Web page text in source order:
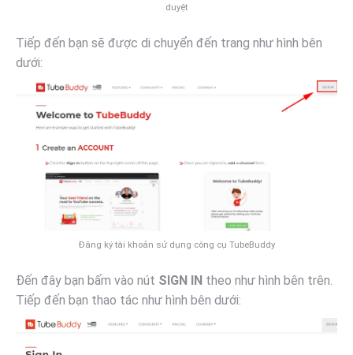
duyệt
Tiếp đến bạn sẽ được di chuyển đến trang như hình bên
dưới:
Đăng ký tài khoản sử dụng công cụ TubeBuddy
Đến đây bạn bấm vào nút SIGN IN theo như hình bên trên.
Tiếp đến bạn thao tác như hình bên dưới: